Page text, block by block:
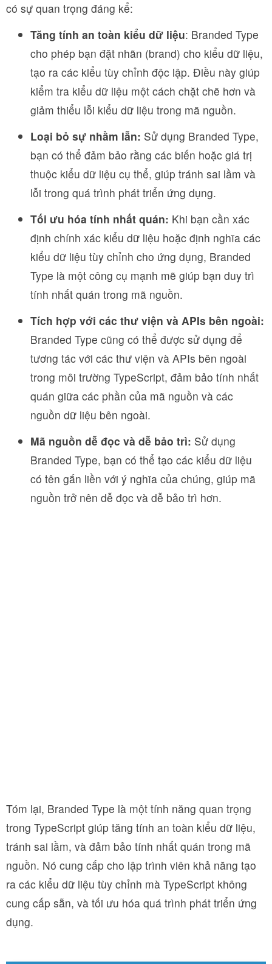
có sự quan trọng đáng kể:
Tăng tính an toàn kiểu dữ liệu: Branded Type
cho phép bạn đặt nhãn (brand) cho kiểu dữ liệu,
tạo ra các kiểu tùy chỉnh độc lập. Điều này giúp
kiểm tra kiểu dữ liệu một cách chặt chẽ hơn và
giảm thiểu lỗi kiểu dữ liệu trong mã nguồn.
Loại bỏ sự nhầm lẫn: Sử dụng Branded Type,
bạn có thể đảm bảo rằng các biến hoặc giá trị
thuộc kiểu dữ liệu cụ thể, giúp tránh sai lầm và
lỗi trong quá trình phát triển ứng dụng.
Tối ưu hóa tính nhất quán: Khi bạn cần xác
định chính xác kiểu dữ liệu hoặc định nghĩa các
kiểu dữ liệu tùy chỉnh cho ứng dụng, Branded
Type là một công cụ mạnh mẽ giúp bạn duy trì
tính nhất quán trong mã nguồn.
Tích hợp với các thư viện và APIs bên ngoài:
Branded Type cũng có thể được sử dụng để
tương tác với các thư viện và APIs bên ngoài
trong môi trường TypeScript, đảm bảo tính nhất
quán giữa các phần của mã nguồn và các
nguồn dữ liệu bên ngoài.
Mã nguồn dễ đọc và dễ bảo trì: Sử dụng
Branded Type, bạn có thể tạo các kiểu dữ liệu
có tên gắn liền với ý nghĩa của chúng, giúp mã
nguồn trở nên dễ đọc và dễ bảo trì hơn.
Tóm lại, Branded Type là một tính năng quan trọng
trong TypeScript giúp tăng tính an toàn kiểu dữ liệu,
tránh sai lầm, và đảm bảo tính nhất quán trong mã
nguồn. Nó cung cấp cho lập trình viên khả năng tạo
ra các kiểu dữ liệu tùy chỉnh mà TypeScript không
cung cấp sẵn, và tối ưu hóa quá trình phát triển ứng
dụng.